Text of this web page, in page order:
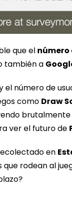
que el número
también a
el número de
como Draw
brutalmente
ver el futuro de
en
rodean al